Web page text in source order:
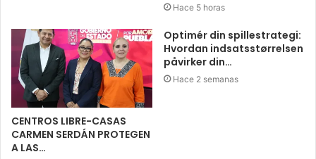
Hace 5 horas
CENTROS LIBRE-CASAS
CARMEN SERDÁN PROTEGEN
A LAS…
Optimér din spillestrategi:
Hvordan indsatsstørrelsen
påvirker din…
Hace 2 semanas